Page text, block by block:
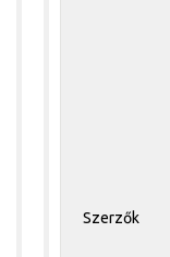
Szerzők